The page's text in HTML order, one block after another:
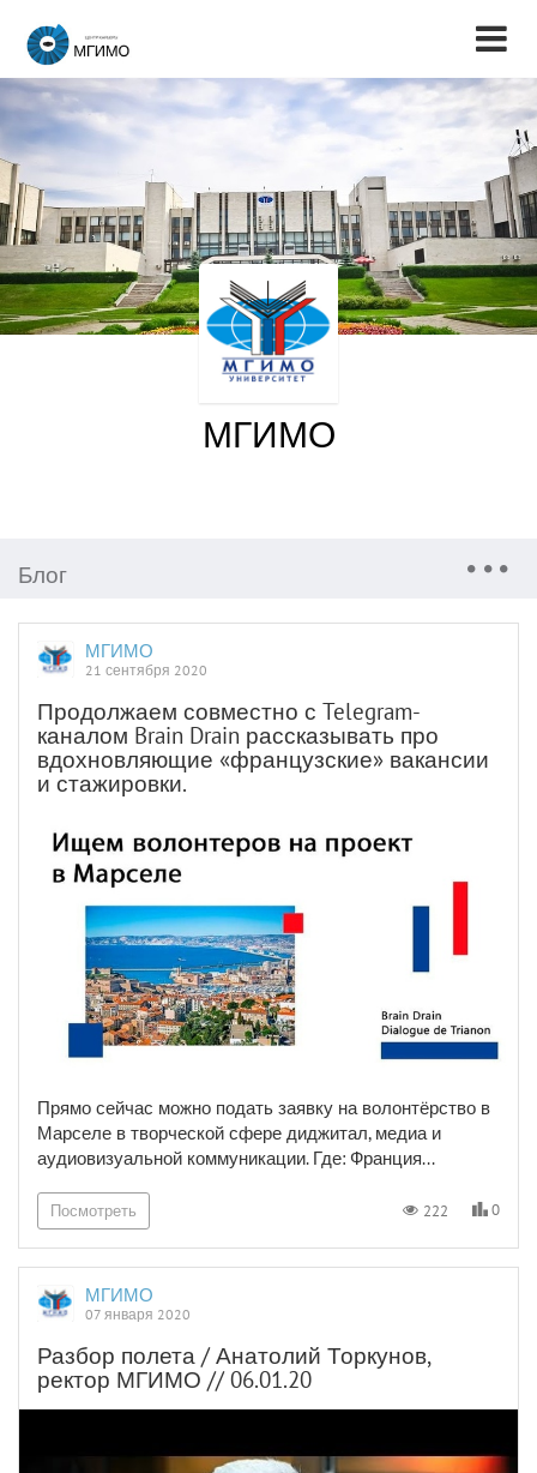
МГИМО
Блог
МГИМО
21 сентября 2020
Продолжаем совместно с Telegram-
каналом Brain Drain рассказывать про
вдохновляющие «французские» вакансии
и стажировки.
Прямо сейчас можно подать заявку на волонтёрство в
Марселе в творческой сфере диджитал, медиа и
аудиовизуальной коммуникации. Где: Франция...
Посмотреть 222 0
МГИМО
07 января 2020
Разбор полета / Анатолий Торкунов,
ректор МГИМО // 06.01.20